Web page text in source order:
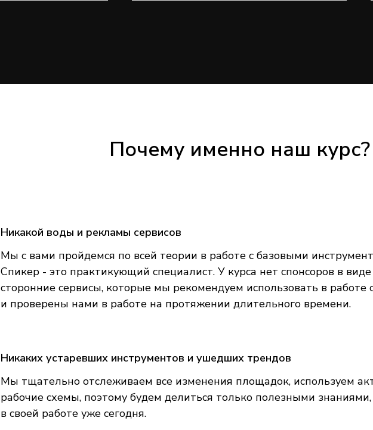
Почему именно наш курс?
Никакой воды и рекламы сервисов
Мы с вами пройдемся по всей теории в работе с базовыми
Спикер - это практикующий специалист. У курса нет спонсоров в
сторонние сервисы, которые мы рекомендуем использовать в
и проверены нами в работе на протяжении длительного времени.
Никаких устаревших инструментов и ушедших трендов
Мы тщательно отслеживаем все изменения площадок, используем
рабочие схемы, поэтому будем делиться только полезными
в своей работе уже сегодня.